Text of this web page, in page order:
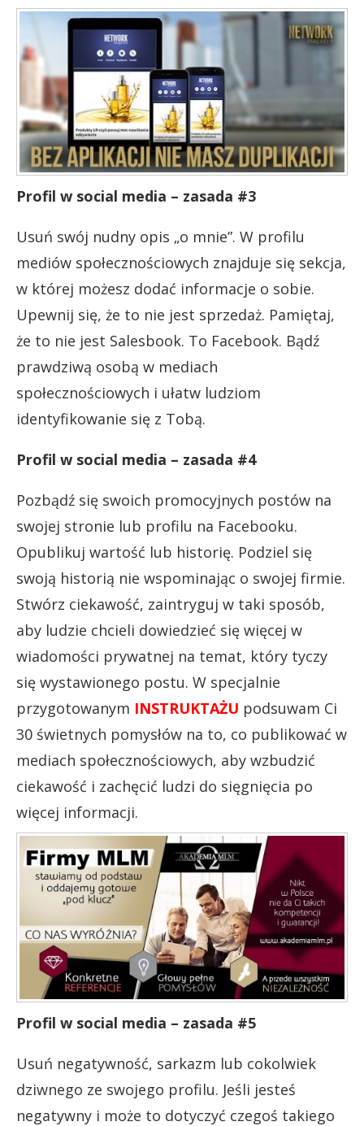
Profil w social media – zasada #3
Usuń swój nudny opis „o mnie”. W profilu
mediów społecznościowych znajduje się sekcja,
w której możesz dodać informacje o sobie.
Upewnij się, że to nie jest sprzedaż. Pamiętaj,
że to nie jest Salesbook. To Facebook. Bądź
prawdziwą osobą w mediach
społecznościowych i ułatw ludziom
identyfikowanie się z Tobą.
Profil w social media – zasada #4
Pozbądź się swoich promocyjnych postów na
swojej stronie lub profilu na Facebooku.
Opublikuj wartość lub historię. Podziel się
swoją historią nie wspominając o swojej firmie.
Stwórz ciekawość, zaintryguj w taki sposób,
aby ludzie chcieli dowiedzieć się więcej w
wiadomości prywatnej na temat, który tyczy
się wystawionego postu. W specjalnie
przygotowanym INSTRUKTAŻU podsuwam Ci
30 świetnych pomysłów na to, co publikować w
mediach społecznościowych, aby wzbudzić
ciekawość i zachęcić ludzi do sięgnięcia po
więcej informacji.
Profil w social media – zasada #5
Usuń negatywność, sarkazm lub cokolwiek
dziwnego ze swojego profilu. Jeśli jesteś
negatywny i może to dotyczyć czegoś takiego